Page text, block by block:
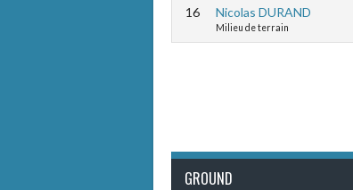
16 Nicolas DURAND
Milieu de terrain
GROUND